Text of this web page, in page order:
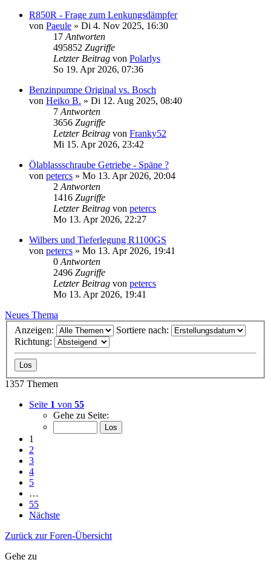
R850R - Frage zum Lenkungsdämpfer
von Paeule » Di 4. Nov 2025, 16:30
17 Antworten
495852 Zugriffe
Letzter Beitrag von Polarlys
So 19. Apr 2026, 07:36
Benzinpumpe Original vs. Bosch
von Heiko B. » Di 12. Aug 2025, 08:40
7 Antworten
3656 Zugriffe
Letzter Beitrag von Franky52
Mi 15. Apr 2026, 23:42
Ölablassschraube Getriebe - Späne ?
von petercs » Mo 13. Apr 2026, 20:04
2 Antworten
1416 Zugriffe
Letzter Beitrag von petercs
Mo 13. Apr 2026, 22:27
Wilbers und Tieferlegung R1100GS
von petercs » Mo 13. Apr 2026, 19:41
0 Antworten
2496 Zugriffe
Letzter Beitrag von petercs
Mo 13. Apr 2026, 19:41
Neues Thema
Anzeigen:
Sortiere nach:
Richtung:
1357 Themen
Seite 1 von 55
Gehe zu Seite:
1
2
3
4
5
…
55
Nächste
Zurück zur Foren-Übersicht
Gehe zu